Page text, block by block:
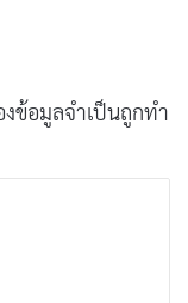
ข้อมูลจำเป็นถูกทำ